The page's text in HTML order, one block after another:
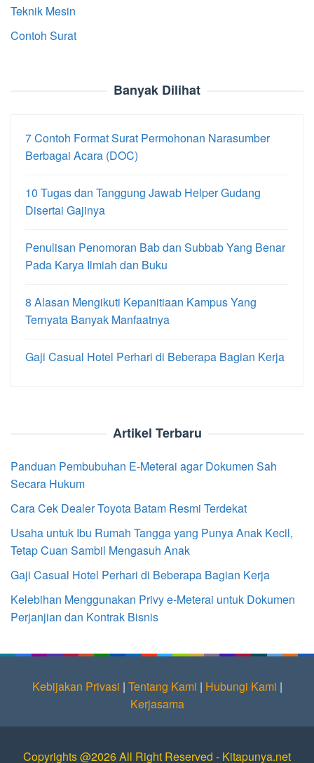
Teknik Mesin
Contoh Surat
Banyak Dilihat
7 Contoh Format Surat Permohonan Narasumber
Berbagai Acara (DOC)
10 Tugas dan Tanggung Jawab Helper Gudang
Disertai Gajinya
Penulisan Penomoran Bab dan Subbab Yang Benar
Pada Karya Ilmiah dan Buku
8 Alasan Mengikuti Kepanitiaan Kampus Yang
Ternyata Banyak Manfaatnya
Gaji Casual Hotel Perhari di Beberapa Bagian Kerja
Artikel Terbaru
Panduan Pembubuhan E-Meterai agar Dokumen Sah
Secara Hukum
Cara Cek Dealer Toyota Batam Resmi Terdekat
Usaha untuk Ibu Rumah Tangga yang Punya Anak Kecil,
Tetap Cuan Sambil Mengasuh Anak
Gaji Casual Hotel Perhari di Beberapa Bagian Kerja
Kelebihan Menggunakan Privy e-Meterai untuk Dokumen
Perjanjian dan Kontrak Bisnis
Kebijakan Privasi | Tentang Kami | Hubungi Kami |
Kerjasama
Copyrights @2026 All Right Reserved - Kitapunya.net